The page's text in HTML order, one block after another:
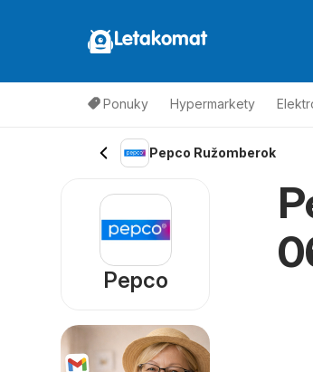
Letakomat
Ponuky Hypermarkety
Pepco Ružomberok
Pepco